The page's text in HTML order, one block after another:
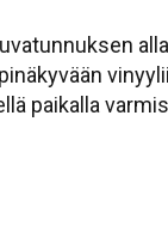
paikalla